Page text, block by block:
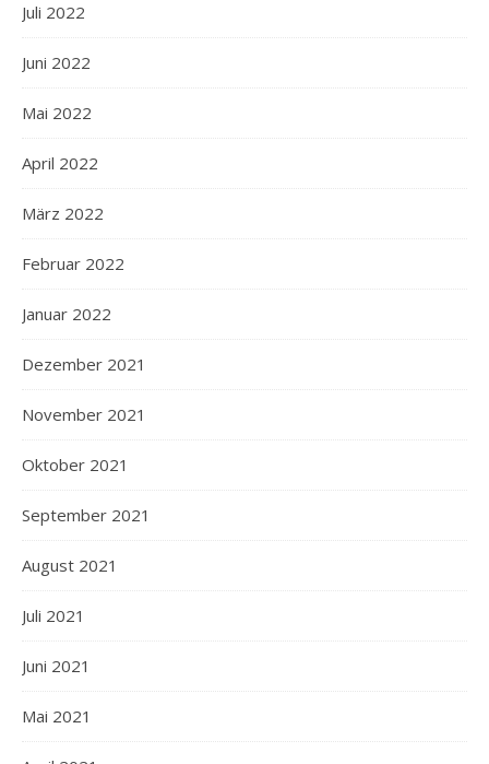
Juli 2022
Juni 2022
Mai 2022
April 2022
März 2022
Februar 2022
Januar 2022
Dezember 2021
November 2021
Oktober 2021
September 2021
August 2021
Juli 2021
Juni 2021
Mai 2021